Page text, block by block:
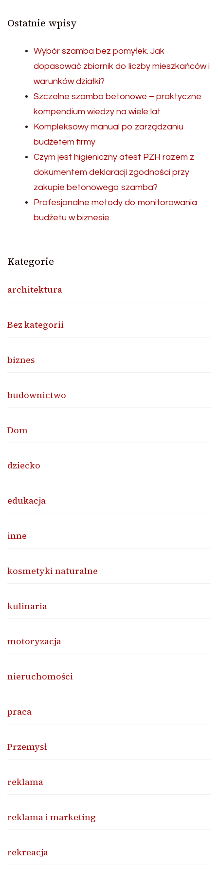
Ostatnie wpisy
Wybór szamba bez pomyłek. Jak
dopasować zbiornik do liczby mieszkańców i
warunków działki?
Szczelne szamba betonowe – praktyczne
kompendium wiedzy na wiele lat
Kompleksowy manual po zarządzaniu
budżetem firmy
Czym jest higieniczny atest PZH razem z
dokumentem deklaracji zgodności przy
zakupie betonowego szamba?
Profesjonalne metody do monitorowania
budżetu w biznesie
Kategorie
architektura
Bez kategorii
biznes
budownictwo
Dom
dziecko
edukacja
inne
kosmetyki naturalne
kulinaria
motoryzacja
nieruchomości
praca
Przemysł
reklama
reklama i marketing
rekreacja